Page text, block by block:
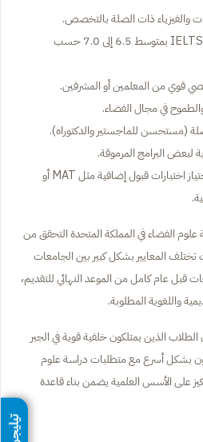
والفيزياء ذات الصلة بالتخصص.
اجتياز اختبار اللغة الإنجليزية (IELTS بمتوسط 6.5 إلى 7.0 حسب
قوي من المعلمين أو المشرفين.
في مجال الفضاء.
(مستحسن للماجستير والدكتوراه).
البرامج المرموقة.
في بعض الجامعات، يُطلب اجتياز اختبارات قبول إضافية مثل MAT أو
الفضاء في المملكة المتحدة التحقق من
المعايير بشكل كبير بين الجامعات
قبل عام كامل من الموعد النهائي للتقديم،
واللغوية المطلوبة.
الطلاب الذين يمتلكون خلفية قوية في الجبر
بشكل أسرع مع متطلبات دراسة علوم
على الأسس العلمية يضمن بناء قاعدة